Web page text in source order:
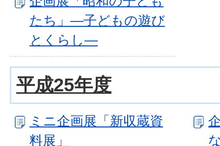
たち」―子どもの遊び
とくらし―
平成25年度
ミニ企画展「新収蔵資
料展」